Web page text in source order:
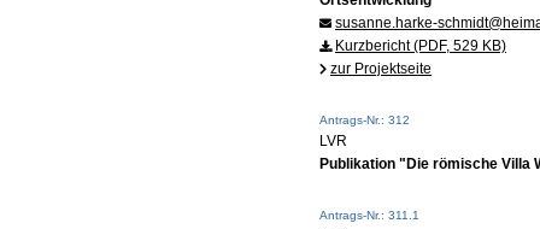
susanne.harke-
Kurzbericht (PDF, 529 KB)
zur Projektseite
Antrags-Nr.: 312
LVR
Publikation "Die römische Villa
Antrags-Nr.: 311.1